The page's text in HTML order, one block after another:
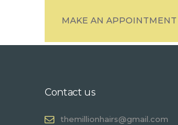
MAKE AN APPOINTMENT
Contact us
themillionhairs@gmail.com